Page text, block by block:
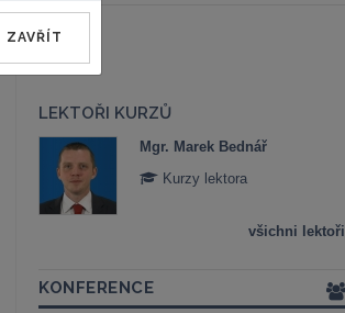
LEKTOŘI KURZŮ
Mgr. Marek Bednář
Kurzy lektora
všichni lektoři
KONFERENCE
ZAVŘÍT